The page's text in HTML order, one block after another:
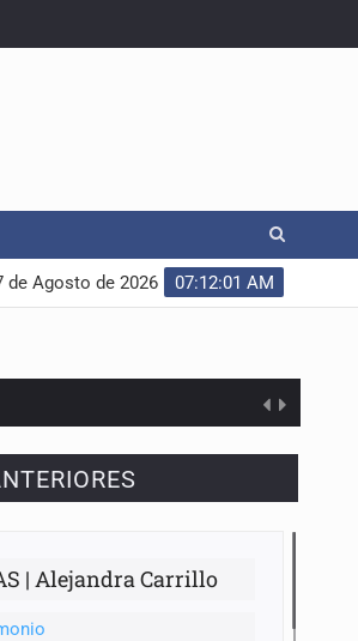
07:12:01 AM
de Agosto de 2026
| Alejandra Carrillo